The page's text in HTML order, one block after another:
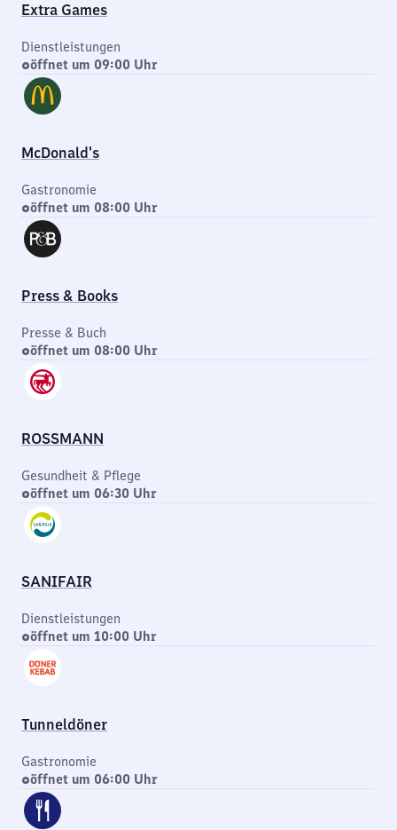
Extra Games
Dienstleistungen
öffnet um 09:00 Uhr
McDonald's
Gastronomie
öffnet um 08:00 Uhr
Press & Books
Presse & Buch
öffnet um 08:00 Uhr
ROSSMANN
Gesundheit & Pflege
öffnet um 06:30 Uhr
SANIFAIR
Dienstleistungen
öffnet um 10:00 Uhr
Tunneldöner
Gastronomie
öffnet um 06:00 Uhr